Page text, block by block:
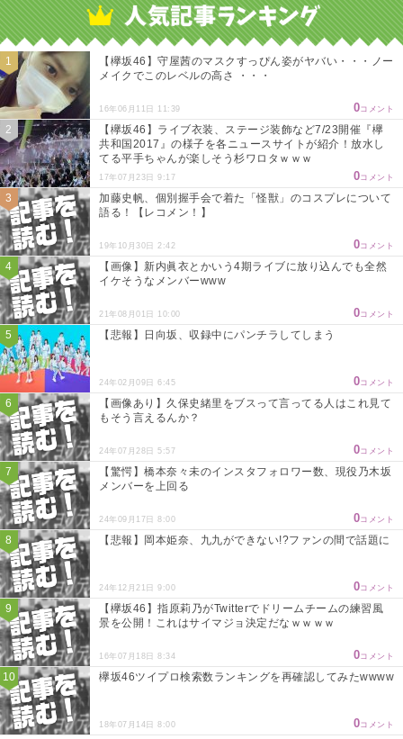
【欅坂46】守屋茜のマスクすっぴん姿がヤバい・・・ノー
メイクでこのレベルの高さ ・・・
16年06月11日 11:39 0コメント
【欅坂46】ライブ衣装、ステージ装飾など7/23開催『欅
共和国2017』の様子を各ニュースサイトが紹介！放水し
てる平手ちゃんが楽しそう杉ワロタｗｗｗ
17年07月23日 9:17 0コメント
加藤史帆、個別握手会で着た「怪獣」のコスプレについて
語る！【レコメン！】
19年10月30日 2:42 0コメント
【画像】新内眞衣とかいう4期ライブに放り込んでも全然
イケそうなメンバーwww
21年08月01日 10:00 0コメント
【悲報】日向坂、収録中にパンチラしてしまう
24年02月09日 6:45 0コメント
【画像あり】久保史緒里をブスって言ってる人はこれ見て
もそう言えるんか？
24年07月28日 5:57 0コメント
【驚愕】橋本奈々未のインスタフォロワー数、現役乃木坂
メンバーを上回る
24年09月17日 8:00 0コメント
【悲報】岡本姫奈、九九ができない!?ファンの間で話題に
24年12月21日 9:00 0コメント
【欅坂46】指原莉乃がTwitterでドリームチームの練習風
景を公開！これはサイマジョ決定だなｗｗｗｗ
16年07月18日 8:34 0コメント
欅坂46ツイプロ検索数ランキングを再確認してみたwwww
18年07月14日 8:00 0コメント